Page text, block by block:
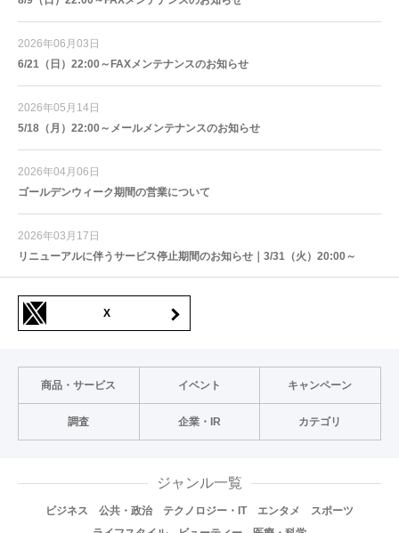
2026年06月03日
6/21（日）22:00～FAXメンテナンスのお知らせ
2026年05月14日
5/18（月）22:00～メールメンテナンスのお知らせ
2026年04月06日
ゴールデンウィーク期間の営業について
2026年03月17日
リニューアルに伴うサービス停止期間のお知らせ｜3/31（火）20:00～
X
商品・サービス イベント キャンペーン
調査 企業・IR カテゴリ
ジャンル一覧
ビジネス 公共・政治 テクノロジー・IT エンタメ
スポーツ